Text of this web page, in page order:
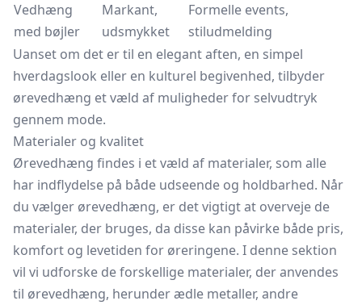
Vedhæng
med bøjler
Markant,
udsmykket
Formelle events,
stiludmelding
Uanset om det er til en elegant aften, en simpel
hverdagslook eller en kulturel begivenhed, tilbyder
ørevedhæng et væld af muligheder for selvudtryk
gennem mode.
Materialer og kvalitet
Ørevedhæng findes i et væld af materialer, som alle
har indflydelse på både udseende og holdbarhed. Når
du vælger ørevedhæng, er det vigtigt at overveje de
materialer, der bruges, da disse kan påvirke både pris,
komfort og levetiden for øreringene. I denne sektion
vil vi udforske de forskellige materialer, der anvendes
til ørevedhæng, herunder ædle metaller, andre